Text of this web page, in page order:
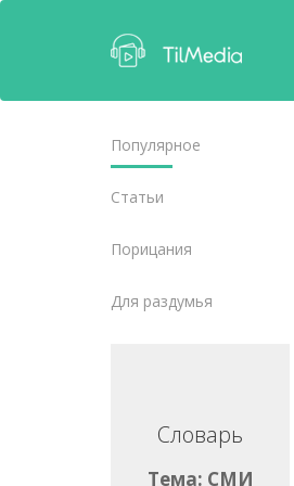
Популярное
Статьи
Порицания
Для раздумья
Словарь
Тема: СМИ